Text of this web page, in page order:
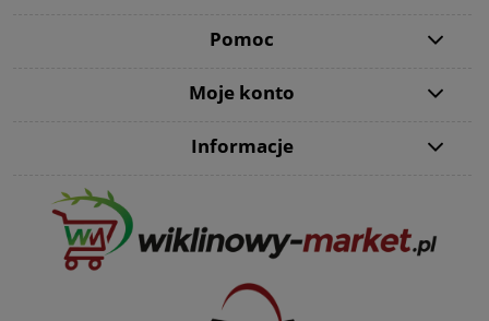
Pomoc
Moje konto
Informacje